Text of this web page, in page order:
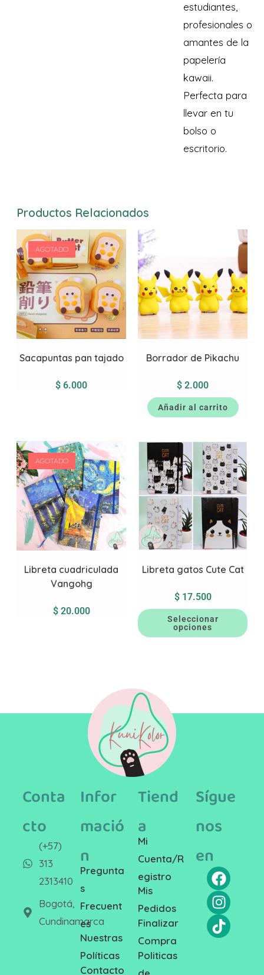
estudiantes,
profesionales o
amantes de la
papelería
kawaii.
Perfecta para
llevar en tu
bolso o
escritorio.
Productos Relacionados
AGOTADO
Sacapuntas pan tajado
$ 6.000
Borrador de Pikachu
$ 2.000
Añadir al carrito
AGOTADO
Libreta cuadriculada
Vangohg
$20.000
Libreta gatos Cute Cat
$17.500
Seleccionar
opciones
Conta
cto
(+57)
313
2313410
Bogotá,
Cundinamarca
Infor
mació
n
Pregunta
s
Frecuent
es
Nuestras
Políticas
Contacto
Tiend
a
Mi
Cuenta/R
egistro
Mis
Pedidos
Finalizar
Compra
Politicas
Sígue
nos
en